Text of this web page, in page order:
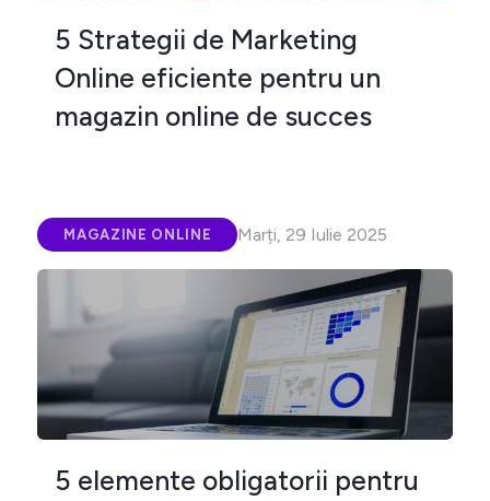
5 Strategii de Marketing
Online eficiente pentru un
magazin online de succes
MAGAZINE ONLINE Marți, 29 Iulie 2025
5 elemente obligatorii pentru